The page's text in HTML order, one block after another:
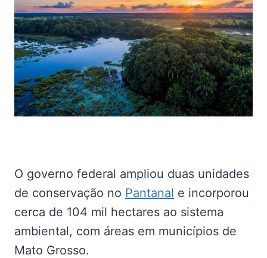
O governo federal ampliou duas unidades
de conservação no Pantanal e incorporou
cerca de 104 mil hectares ao sistema
ambiental, com áreas em municípios de
Mato Grosso.